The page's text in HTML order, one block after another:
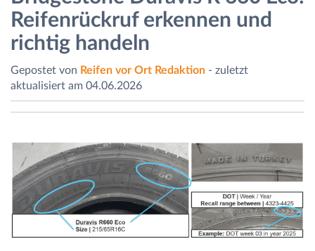
Reifenrückruf erkennen und
richtig handeln
Gepostet von Reifen vor Ort Redaktion - zuletzt
aktualisiert am 04.06.2026